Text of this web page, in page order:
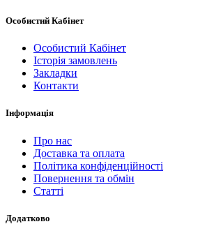
Особистий Кабінет
Особистий Кабінет
Історія замовлень
Закладки
Контакти
Інформація
Про нас
Доставка та оплата
Політика конфіденційності
Повернення та обмін
Статті
Додатково